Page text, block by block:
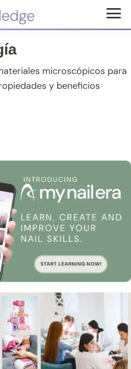
microscópicos para
y beneficios